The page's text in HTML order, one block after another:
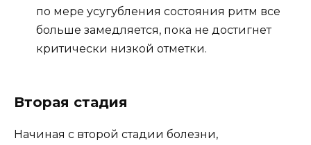
по мере усугубления состояния ритм все
больше замедляется, пока не достигнет
критически низкой отметки.
Вторая стадия
Начиная с второй стадии болезни,